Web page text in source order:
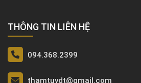
THÔNG TIN LIÊN HỆ
094.368.2399
thamtuvdt@gmail.com